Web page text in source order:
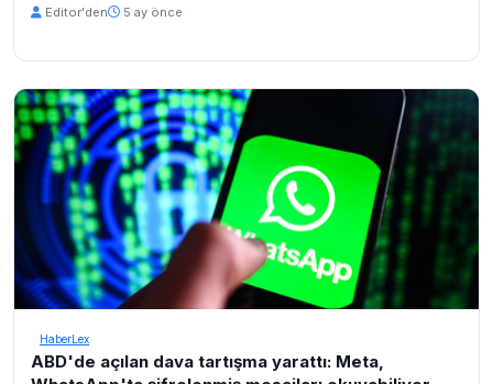
Editor'den 5 ay önce
HaberLex
ABD'de açılan dava tartışma yarattı: Meta,